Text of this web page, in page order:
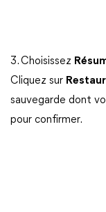
3. Choisissez
Cliquez sur
sauvegarde dont
pour confirmer.